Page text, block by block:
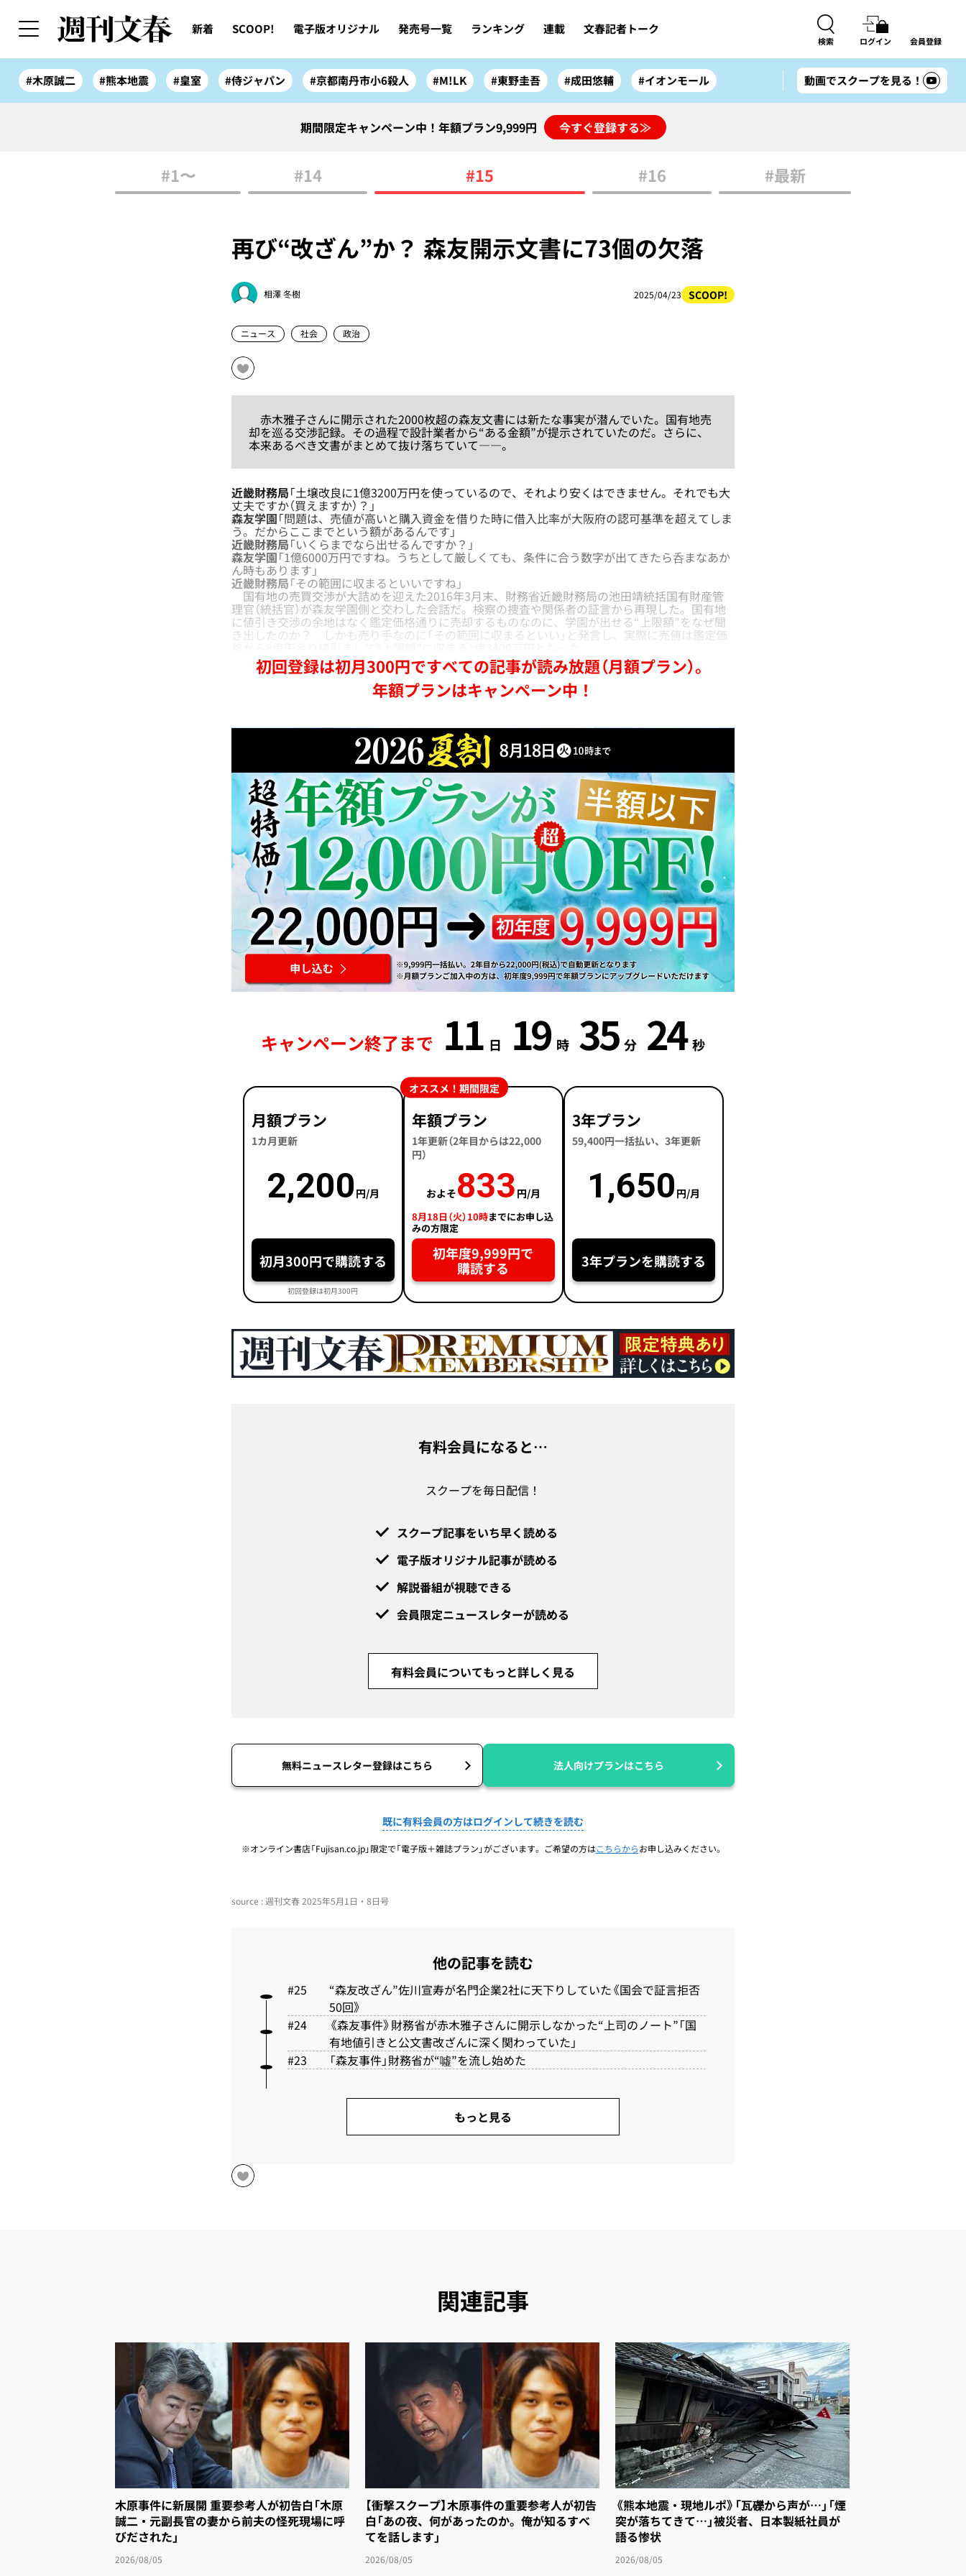
新着 SCOOP! 電子版オリジナル 発売号一覧 ランキング 連載 文春記者トーク
検索 ログイン 会員登録
#木原誠二 #熊本地震 #皇室 #侍ジャパン #京都南丹市小6殺人 #M!LK #東野圭吾 #成田悠輔 #イオンモール 動画でスクープを見る！
期間限定キャンペーン中！年額プラン9,999円 今すぐ登録する≫
#1〜 #14 #15 #16 #最新
再び“改ざん”か？ 森友開示文書に73個の欠落
相澤 冬樹 2025/04/23 SCOOP!
ニュース 社会 政治
赤木雅子さんに開示された2000枚超の森友文書には新たな事実が潜んでいた。国有地売
却を巡る交渉記録。その過程で設計業者から“ある金額”が提示されていたのだ。さらに、
本来あるべき文書がまとめて抜け落ちていて――。
近畿財務局「土壌改良に1億3200万円を使っているので、それより安くはできません。それでも大
丈夫ですか（買えますか）？」
森友学園「問題は、売値が高いと購入資金を借りた時に借入比率が大阪府の認可基準を超えてしま
う。だからここまでという額があるんです」
近畿財務局「いくらまでなら出せるんですか？」
森友学園「1億6000万円ですね。うちとして厳しくても、条件に合う数字が出てきたら呑まなあか
ん時もあります」
近畿財務局「その範囲に収まるといいですね」
国有地の売買交渉が大詰めを迎えた2016年3月末、財務省近畿財務局の池田靖統括国有財産管
理官（統括官）が森友学園側と交わした会話だ。検察の捜査や関係者の証言から再現した。国有地
に値引き交渉の余地はなく鑑定価格通りに売却するものなのに、学園が出せる“上限額”をなぜ聞
き出したのか？ しかも売り手なのに「その範囲に収まるといい」と発言し、実際に売値は鑑定価
初回登録は初月300円ですべての記事が読み放題（月額プラン）。
年額プランはキャンペーン中！
キャンペーン終了まで 11 日 19 時 35 分 23 秒
月額プラン
1カ月更新
2,200 円/月
初月300円で購読する
初回登録は初月300円
年額プラン
1年更新（2年目からは22,000
円）
およそ833 円/月
8月18日（火）10時までにお申し込
みの方限定
初年度9,999円で
購読する
オススメ！期間限定
3年プラン
59,400円一括払い、3年更新
1,650 円/月
3年プランを購読する
有料会員になると…
スクープを毎日配信！
スクープ記事をいち早く読める
電子版オリジナル記事が読める
解説番組が視聴できる
会員限定ニュースレターが読める
有料会員についてもっと詳しく見る
無料ニュースレター登録はこちら 法人向けプランはこちら
既に有料会員の方はログインして続きを読む
※オンライン書店「Fujisan.co.jp」限定で「電子版＋雑誌プラン」がございます。ご希望の方はこちらからお申し込みください。
source : 週刊文春 2025年5月1日・8日号
他の記事を読む
“森友改ざん”佐川宣寿が名門企業2社に天下りしていた《国会で証言拒否
50回》
《森友事件》財務省が赤木雅子さんに開示しなかった“上司のノート”「国
有地値引きと公文書改ざんに深く関わっていた」
「森友事件」財務省が“噓”を流し始めた
もっと見る
関連記事
木原事件に新展開 重要参考人が初告白「木原
誠二・元副長官の妻から前夫の怪死現場に呼
びだされた」
2026/08/05
【衝撃スクープ】木原事件の重要参考人が初告
白「あの夜、何があったのか。俺が知るすべ
てを話します」
2026/08/05
《熊本地震・現地ルポ》「瓦礫から声が…」「煙
突が落ちてきて…」被災者、日本製紙社員が
語る惨状
2026/08/05